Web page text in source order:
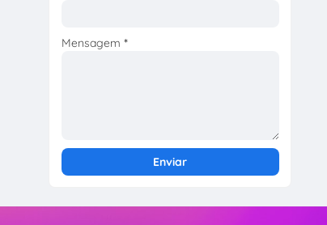
Mensagem *